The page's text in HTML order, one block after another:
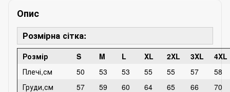
Опис
Розмірна сітка:
Розмір S M L XL 2XL 3XL
4XL
Плечі,см
50 53 53 55 55 57
58
Груди,см
57 59 60 64 65 66
70